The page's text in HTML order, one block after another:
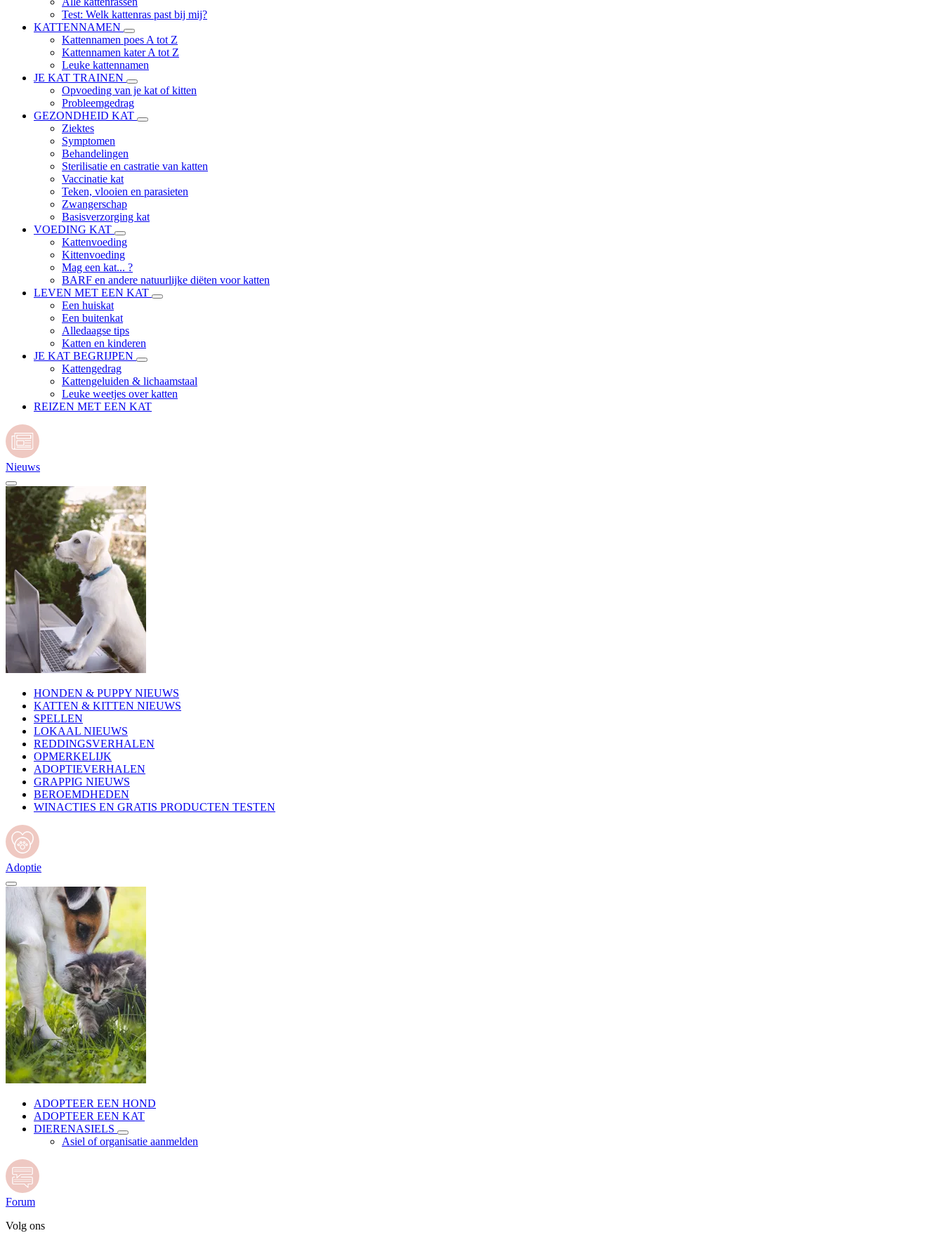
Test: Welk kattenras past bij mij?
KATTENNAMEN
Kattennamen poes A tot Z
Kattennamen kater A tot Z
Leuke kattennamen
JE KAT TRAINEN
Opvoeding van je kat of kitten
Probleemgedrag
GEZONDHEID KAT
Ziektes
Symptomen
Behandelingen
Sterilisatie en castratie van katten
Vaccinatie kat
Teken, vlooien en parasieten
Zwangerschap
Basisverzorging kat
VOEDING KAT
Kattenvoeding
Kittenvoeding
Mag een kat... ?
BARF en andere natuurlijke diëten voor katten
LEVEN MET EEN KAT
Een huiskat
Een buitenkat
Alledaagse tips
Katten en kinderen
JE KAT BEGRIJPEN
Kattengedrag
Kattengeluiden & lichaamstaal
Leuke weetjes over katten
REIZEN MET EEN KAT
Nieuws
HONDEN & PUPPY NIEUWS
KATTEN & KITTEN NIEUWS
SPELLEN
LOKAAL NIEUWS
REDDINGSVERHALEN
OPMERKELIJK
ADOPTIEVERHALEN
GRAPPIG NIEUWS
BEROEMDHEDEN
WINACTIES EN GRATIS PRODUCTEN TESTEN
Adoptie
ADOPTEER EEN HOND
ADOPTEER EEN KAT
DIERENASIELS
Asiel of organisatie aanmelden
Forum
Volg ons